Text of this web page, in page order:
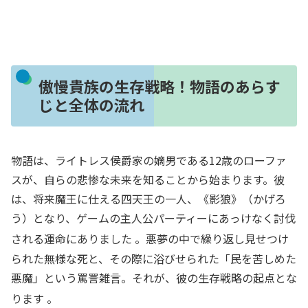
傲慢貴族の生存戦略！物語のあらす
じと全体の流れ
物語は、ライトレス侯爵家の嫡男である12歳のローファ
スが、自らの悲惨な未来を知ることから始まります。彼
は、将来魔王に仕える四天王の一人、《影狼》（かげろ
う）となり、ゲームの主人公パーティーにあっけなく討伐
される運命にありました 。悪夢の中で繰り返し見せつけ
られた無様な死と、その際に浴びせられた「民を苦しめた
悪魔」という罵詈雑言。それが、彼の生存戦略の起点とな
ります 。